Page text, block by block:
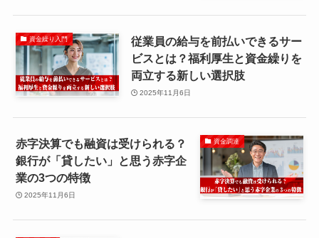
資金繰り入門
従業員の給与を前払いできるサー
ビスとは？福利厚生と資金繰りを
両立する新しい選択肢
2025年11月6日
資金調達
赤字決算でも融資は受けられる？
銀行が「貸したい」と思う赤字企
業の3つの特徴
2025年11月6日